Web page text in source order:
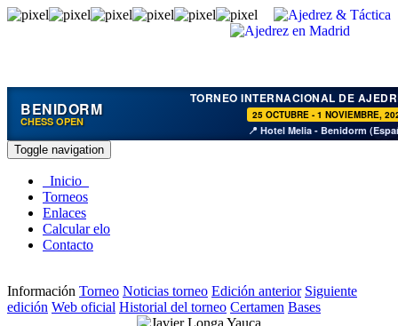
BENIDORM
CHESS OPEN
TORNEO INTERNACIONAL DE
25 OCTUBRE - 1 NOVIEMBRE,
📍 Hotel Melia - Benidorm
Toggle navigation
Inicio
Torneos
Enlaces
Calcular elo
Contacto
Información Torneo Noticias torneo Edición anterior Siguiente
edición Web oficial Historial del torneo Certamen Bases